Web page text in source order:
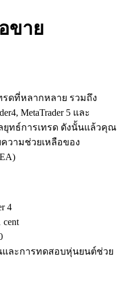
ขาย
รดที่หลากหลาย รวมถึง
MetaTrader 5 และ
ลยุทธ์การเทรด ดังนั้นแล้วคุณ
วามช่วยเหลือของ
4
และการทดสอบหุ่นยนต์ช่วย